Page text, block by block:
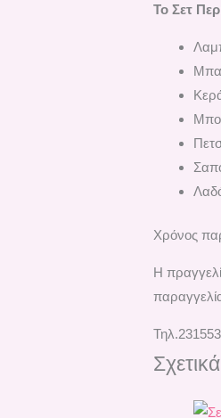
Το Σετ
Χρόνος
H